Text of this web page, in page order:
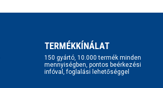
TERMÉKKÍNÁLAT
150 gyártó, 10.000 termék minden
mennyiségben, pontos beérkezési
infóval, foglalási lehetőséggel